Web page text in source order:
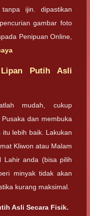
ijin. dipastikan
gambar foto
Penipuan Online,
Putih Asli
mudah, cukup
dan membuka
lebih baik. Lakukan
Kliwon atau Malam
Lahir anda (bisa pilih
minyak tidak akan
kurang maksimal.
Asli Secara Fisik.